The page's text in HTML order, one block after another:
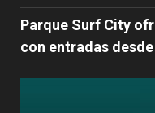
Parque Surf City
con entradas desde